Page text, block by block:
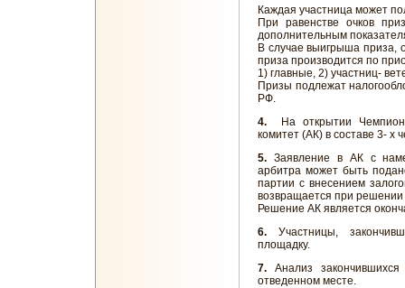
Каждая участница может
При равенстве очков
дополнительным
В случае выигрыша приза,
приза производится по
1) главные, 2) участниц-
Призы подлежат
РФ.
4. На открытии
комитет (АК) в составе 3-
5. Заявление в АК с
арбитра может быть
партии с внесением
возвращается при решении
Решение АК является
6. Участницы,
площадку.
7. Анализ
отведенном месте.